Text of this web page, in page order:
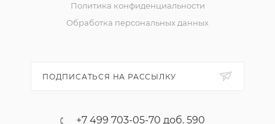
Политика конфиденциальности
Обработка персональных данных
ПОДПИСАТЬСЯ НА РАССЫЛКУ
+7 499 703-05-70 доб. 590